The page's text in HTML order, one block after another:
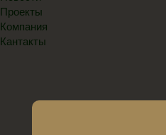
Проекты
Компания
Кантакты